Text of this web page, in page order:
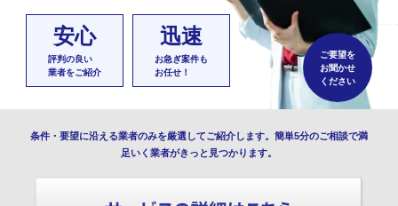
安心
評判の良い
業者をご紹介
迅速
お急ぎ案件も
お任せ！
ご要望を
お聞かせ
ください
条件・要望に沿える業者のみを厳選してご紹介します。簡単5分のご相談で満
足いく業者がきっと見つかります。